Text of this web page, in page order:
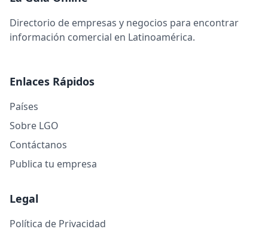
Directorio de empresas y negocios para encontrar
información comercial en Latinoamérica.
Enlaces Rápidos
Países
Sobre LGO
Contáctanos
Publica tu empresa
Legal
Política de Privacidad